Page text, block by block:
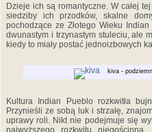
Dzieje ich są romantyczne. W całej
siedziby ich przodków, skalne
pochodzące ze Złotego Wieku
dwunastym i trzynastym stuleciu, ale
kiedy to miały postać jednoizbowych
kiva -
Kultura Indian Pueblo rozkwitła
Przynieśli ze sobą luk i strzałę,
uprawy roli. Nikt nie podejmuje się
najwyższego rozkwitu